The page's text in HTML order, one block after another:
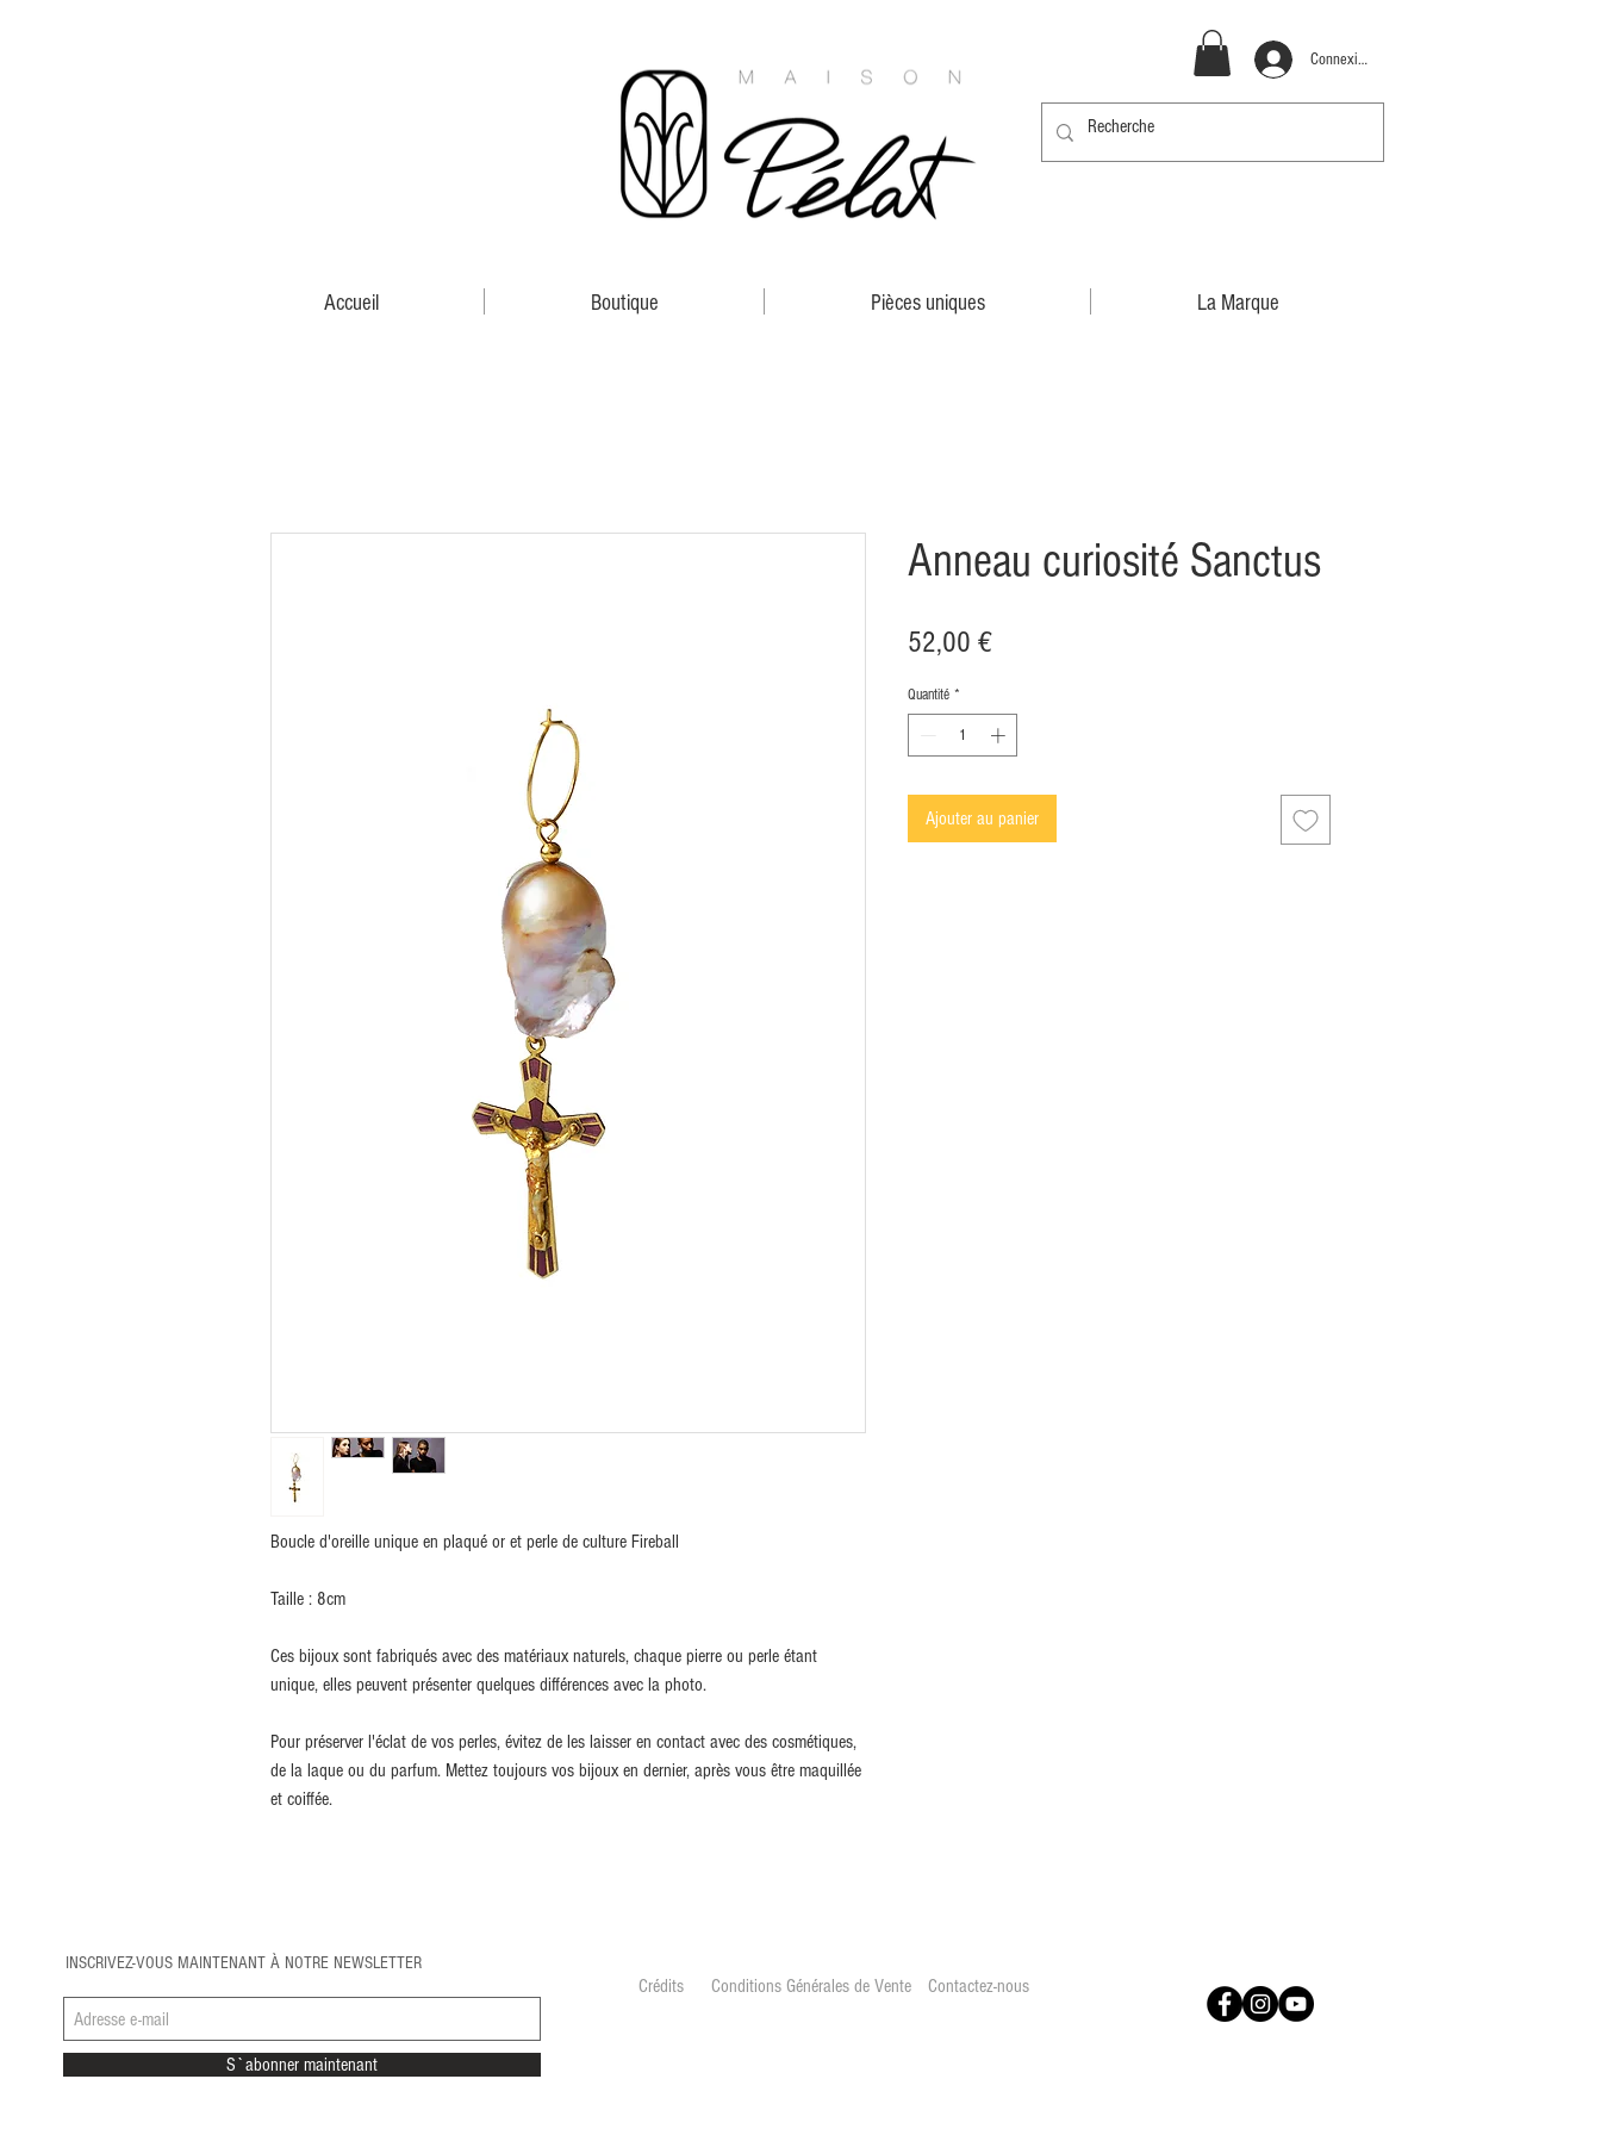
Connexion
Boucle d'oreille unique en plaqué or et perle de culture Fireball
Taille : 8cm
Ces bijoux sont fabriqués avec des matériaux naturels, chaque pierre ou perle étant
unique, elles peuvent présenter quelques différences avec la photo.
Pour préserver l'éclat de vos perles, évitez de les laisser en contact avec des cosmétiques,
de la laque ou du parfum. Mettez toujours vos bijoux en dernier, après vous être maquillée
et coiffée.
Anneau curiosité Sanctus
52,00 €Prix
Quantité *
Ajouter au panier
Accueil Boutique Pièces uniques La Marque
INSCRIVEZ-VOUS MAINTENANT À NOTRE NEWSLETTER
S`abonner maintenant
Crédits Contactez-nous
Conditions Générales de Vente